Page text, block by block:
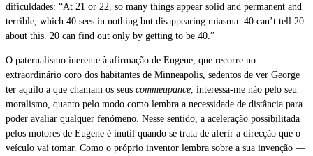
dificuldades: “At 21 or 22, so many things appear solid and permanent and
terrible, which 40 sees in nothing but disappearing miasma. 40 can’t tell 20
about this. 20 can find out only by getting to be 40.”
O paternalismo inerente à afirmação de Eugene, que recorre no
extraordinário coro dos habitantes de Minneapolis, sedentos de ver George
ter aquilo a que chamam os seus commeupance , interessa-me não pelo seu
moralismo, quanto pelo modo como lembra a necessidade de distância para
poder avaliar qualquer fenómeno. Nesse sentido, a aceleração possibilitada
pelos motores de Eugene é inútil quando se trata de aferir a direcção que o
veículo vai tomar. Como o próprio inventor lembra sobre a sua invenção —